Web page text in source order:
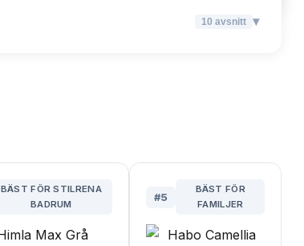
10 avsnitt ▾
BÄST FÖR STILRENA
BADRUM
#5
BÄST FÖR
FAMILJER